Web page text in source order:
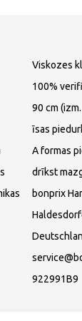
Viskozes
100%
90 cm
īsas
A formas
drīkst
bonprix
922991B9